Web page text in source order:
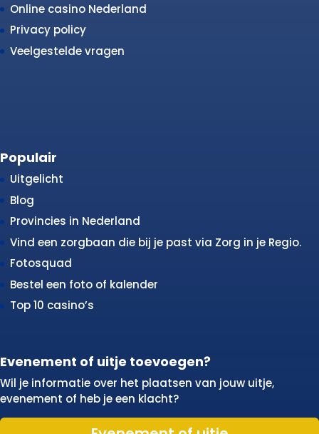
Online casino Nederland
Privacy policy
Veelgestelde vragen
Populair
Uitgelicht
Blog
Provincies in Nederland
Vind een zorgbaan die bij je past via Zorg in je Regio.
Fotosquad
Bestel een foto of kalender
Top 10 casino’s
Evenement of uitje toevoegen?
Wil je informatie over het plaatsen van jouw uitje,
evenement of heb je een klacht?